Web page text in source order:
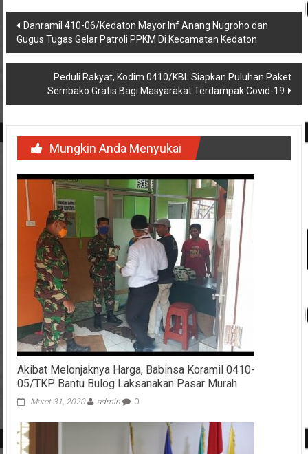
Navigasi
pos
Danramil 410-06/Kedaton Mayor Inf Anang Nugroho dan
Gugus Tugas Gelar Patroli PPKM Di Kecamatan Kedaton
Peduli Rakyat, Kodim 0410/KBL Siapkan Puluhan Paket
Sembako Gratis Bagi Masyarakat Terdampak Covid-19
Mungkin Anda Menyukai
Akibat Melonjaknya Harga, Babinsa Koramil 0410-
05/TKP Bantu Bulog Laksanakan Pasar Murah
Maret 31, 2020 admin 0